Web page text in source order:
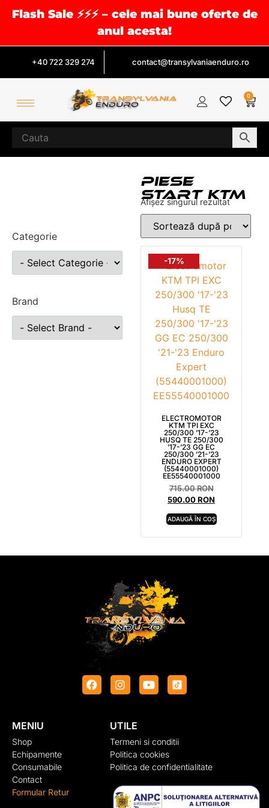
Flash Sale ⚡⚡⚡ – cele mai bune oferte de
anul acesta!
+40 722 329 274 contact@transylvaniaenduro.ro
0
Categorie
Brand
PIESE
START KTM
Afișez singurul rezultat
-17%
ELECTROMOTOR
KTM TPI EXC
250/300 ’17-’23
HUSQ TE 250/300
’17-’23 GG EC
250/300 ’21-’23
ENDURO EXPERT
(55440001000)
EE55540001000
715.00RON
590.00RON
ADAUGĂ ÎN COȘ
MENIU
Shop
Echipamente
Consumabile
Contact
Formular Retur
UTILE
Termeni si conditii
Politica cookies
Politica de confidentialitate